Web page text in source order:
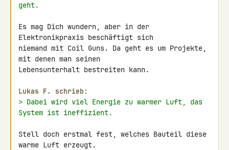
geht.
Es mag Dich wundern, aber in der
Elektronikpraxis beschäftigt sich
niemand mit Coil Guns. Da geht es um Projekte,
mit denen man seinen
Lebensunterhalt bestreiten kann.
Lukas F. schrieb:
> Dabei wird viel Energie zu warmer Luft, das
System ist ineffizient.
Stell doch erstmal fest, welches Bauteil diese
warme Luft erzeugt.